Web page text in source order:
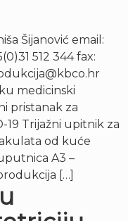
Šijanović email:
512 344 fax:
medicinski
pristanak za
19 Trijažni upitnik za
od kuće
A3 –
[…]